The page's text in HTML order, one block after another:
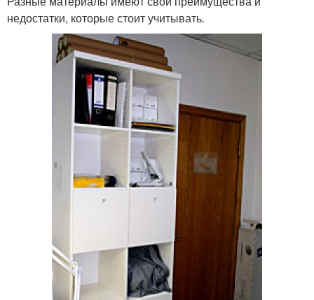
недостатки, которые стоит учитывать.